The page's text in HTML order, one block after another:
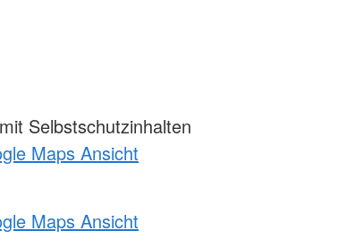
Selbstschutzinhalten
Maps Ansicht
Maps Ansicht